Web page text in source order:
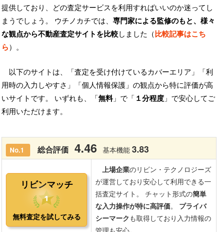
提供しており、どの査定サービスを利用すればいいのか迷ってし
まうでしょう。 ウチノカチでは、 専門家による監修のもと、様々
な観点から不動産査定サイトを比較しました（比較記事はこち
ら）。
以下のサイトは、「査定を受け付けているカバーエリア」「利
用時の入力しやすさ」「個人情報保護」の観点から特に評価が高
いサイトです。 いずれも、「無料」で「 １分程度 」で安心してご
利用いただけます。